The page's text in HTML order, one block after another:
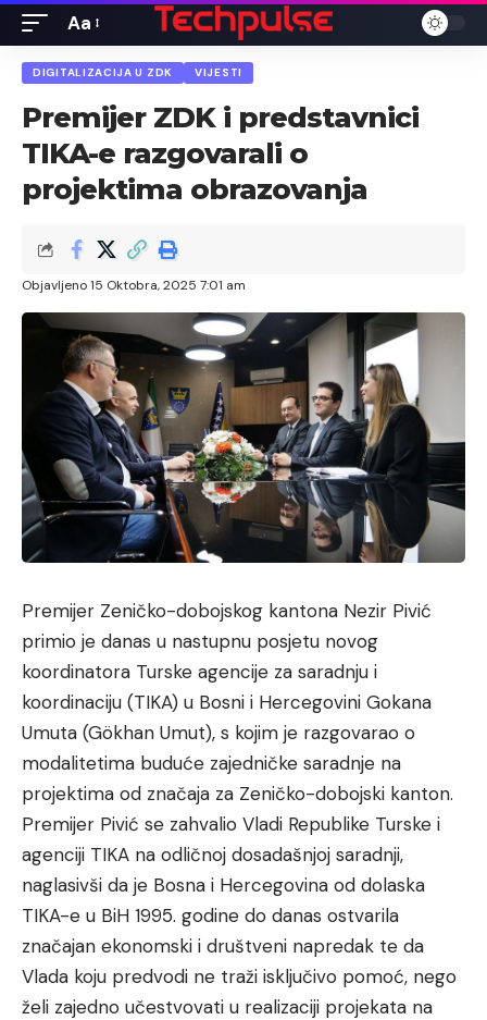
Font
Resizer
Aa
DIGITALIZACIJA U ZDK VIJESTI
Premijer ZDK i predstavnici
TIKA-e razgovarali o
projektima obrazovanja
Objavljeno 15 Oktobra, 2025 7:01 am
Premijer Zeničko-dobojskog kantona Nezir Pivić
primio je danas u nastupnu posjetu novog
koordinatora Turske agencije za saradnju i
koordinaciju (TIKA) u Bosni i Hercegovini Gokana
Umuta (Gökhan Umut), s kojim je razgovarao o
modalitetima buduće zajedničke saradnje na
projektima od značaja za Zeničko-dobojski kanton.
Premijer Pivić se zahvalio Vladi Republike Turske i
agenciji TIKA na odličnoj dosadašnjoj saradnji,
naglasivši da je Bosna i Hercegovina od dolaska
TIKA-e u BiH 1995. godine do danas ostvarila
značajan ekonomski i društveni napredak te da
Vlada koju predvodi ne traži isključivo pomoć, nego
želi zajedno učestvovati u realizaciji projekata na